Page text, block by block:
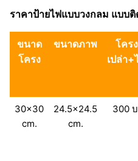
ราคาป้ายไฟแบบวงกลม แบบติ
ขนาด
โครง
ขนาดภาพ
โครง
เปล่า+
30×30
cm.
24.5×24.5
cm.
300